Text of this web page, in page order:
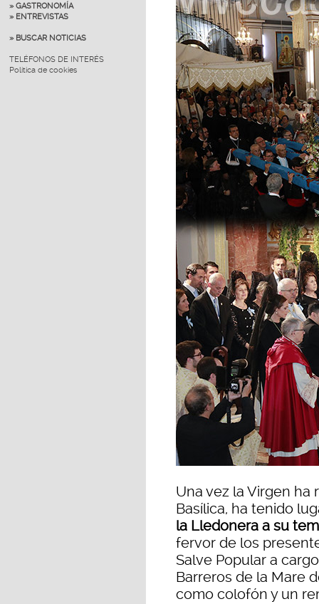
» GASTRONOMÍA
» ENTREVISTAS
» BUSCAR NOTICIAS
TELÉFONOS DE INTERÉS
Política de cookies
Una vez la Virgen ha
Basílica, ha tenido
la Lledonera a su
fervor de los
Salve Popular a
Barreros de la Mare
como colofón y un